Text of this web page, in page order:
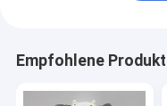
Empfohlene